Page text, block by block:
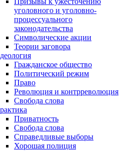
уголовного и уголовно-
процессуального
законодательства
Символические акции
Теории заговора
Гражданское общество
Политический режим
Право
Революция и контрреволюция
Свобода слова
Приватность
Свобода слова
Справедливые выборы
Хорошая полиция